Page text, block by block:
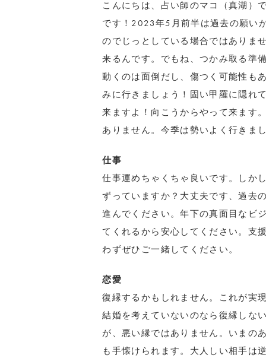
こんにちは、占い師のマコ（真湖）
です！2023年5月前半は過去の願い
のでじっとしている場合ではありま
来るんです。でもね、つかみ取る準
動くのは面倒だし、傷つく可能性も
みに行きましょう！固い甲羅に隠れ
来ますよ！向こうからやって来ます
ありません。今季は勢いよく行きま
仕事
仕事運めちゃくちゃ良いです。しか
ずっていますか？大丈夫です、過去
進んでください。年下の真面目なビ
てくれるから安心してください。支
わずぜひご一緒してください。
恋愛
復縁するかもしれません。これが実
結婚を考えていないのなら復縁しな
が、悪い縁ではありません。いまの
も手懐けられます。大人しい相手は